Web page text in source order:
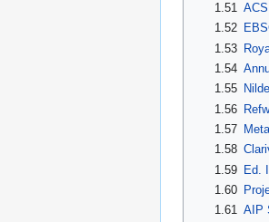
1.51
1.52
1.53
1.54
1.55
1.56
1.57
1.58
1.59 Ed.
1.60
1.61 AIP